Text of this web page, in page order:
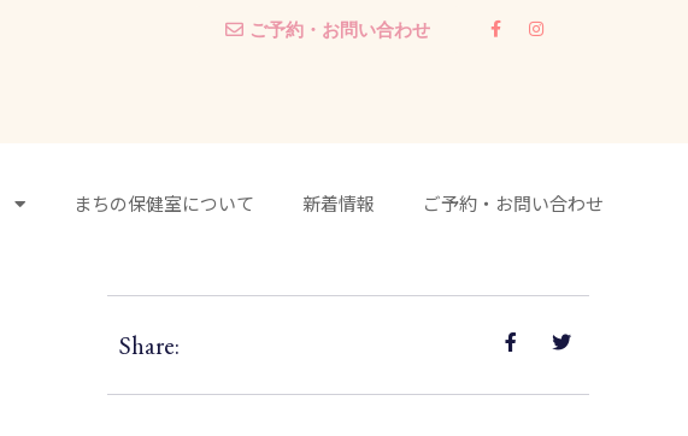
ご予約・お問い合わせ
まちの保健室について 新着情報 ご予約・お問い合わせ
Share: